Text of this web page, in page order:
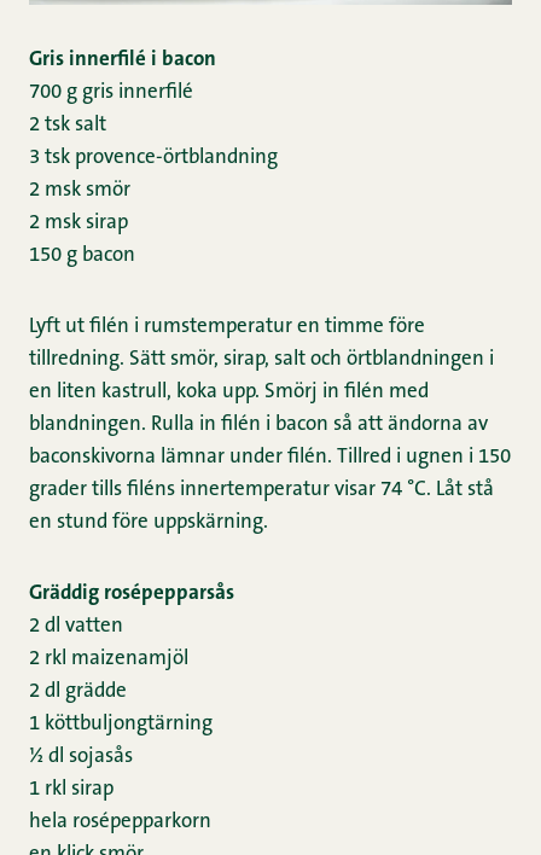
Gris innerfilé i bacon
700 g gris innerfilé
2 tsk salt
3 tsk provence-örtblandning
2 msk smör
2 msk sirap
150 g bacon
Lyft ut filén i rumstemperatur en timme före
tillredning. Sätt smör, sirap, salt och örtblandningen i
en liten kastrull, koka upp. Smörj in filén med
blandningen. Rulla in filén i bacon så att ändorna av
baconskivorna lämnar under filén. Tillred i ugnen i 150
grader tills filéns innertemperatur visar 74 °C. Låt stå
en stund före uppskärning.
Gräddig rosépepparsås
2 dl vatten
2 rkl maizenamjöl
2 dl grädde
1 köttbuljongtärning
½ dl sojasås
1 rkl sirap
hela rosépepparkorn